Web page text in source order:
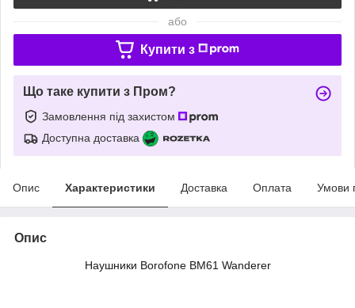
або
Купити з
Що таке купити з Пром?
Замовлення під захистом
Доступна доставка
Опис Характеристики Доставка Оплата Умови
Опис
Наушники Borofone BM61 Wanderer